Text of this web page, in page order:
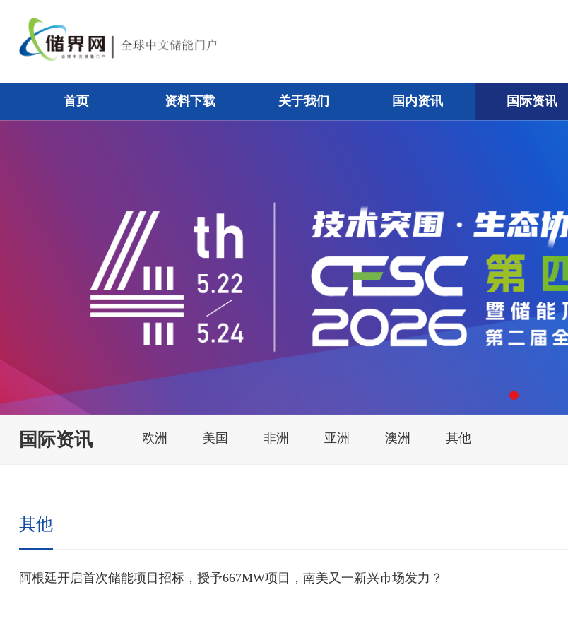
首页 资料下载 关于我们 国内资讯 国际资讯
国际资讯 欧洲 美国 非洲 亚洲 澳洲 其他
其他
阿根廷开启首次储能项目招标，授予667MW项目，南美又一新兴市场发力？